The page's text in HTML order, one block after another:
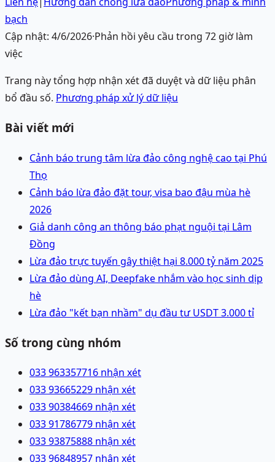
bạch
Cập nhật: 4/6/2026·Phản hồi yêu cầu trong 72 giờ làm
việc
Trang này tổng hợp nhận xét đã duyệt và dữ liệu phân
bổ đầu số. Phương pháp xử lý dữ liệu
Bài viết mới
Cảnh báo trung tâm lừa đảo công nghệ cao tại Phú
Thọ
Cảnh báo lừa đảo đặt tour, visa bao đậu mùa hè
2026
Giả danh công an thông báo phạt nguội tại Lâm
Đồng
Lừa đảo trực tuyến gây thiệt hại 8.000 tỷ năm 2025
Lừa đảo dùng AI, Deepfake nhắm vào học sinh dịp
hè
Lừa đảo "kết bạn nhầm" dụ đầu tư USDT 3.000 tỉ
Số trong cùng nhóm
033 963357716 nhận xét
033 93665229 nhận xét
033 90384669 nhận xét
033 91786779 nhận xét
033 93875888 nhận xét
033 96848957 nhận xét